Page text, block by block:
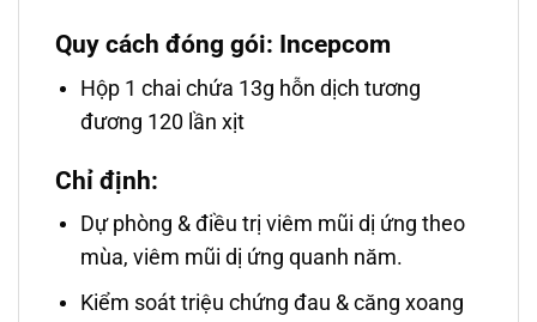
Quy cách đóng gói: Incepcom
Hộp 1 chai chứa 13g hỗn dịch tương
đương 120 lần xịt
Chỉ định:
Dự phòng & điều trị viêm mũi dị ứng theo
mùa, viêm mũi dị ứng quanh năm.
Kiểm soát triệu chứng đau & căng xoang